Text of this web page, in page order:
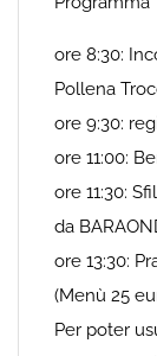
ore 8:30:
Pollena
ore 9:30:
ore 11:00:
ore 11:30:
da
ore 13:30:
(Menù 25
Per poter